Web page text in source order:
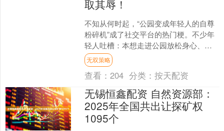
取其辱！
不知从何时起，“公园变成年轻人的自尊
粉碎机”成了社交平台的热门梗。不少年
轻人吐槽：本想走进公园放松身心、舒
展筋骨，却被大爷大妈的硬核技能狠狠
碾压——书法大爷提笔....
无双策略
查看：204 分类：按天配资
无锡恒鑫配资 自然资源部：
2025年全国共出让探矿权
1095个